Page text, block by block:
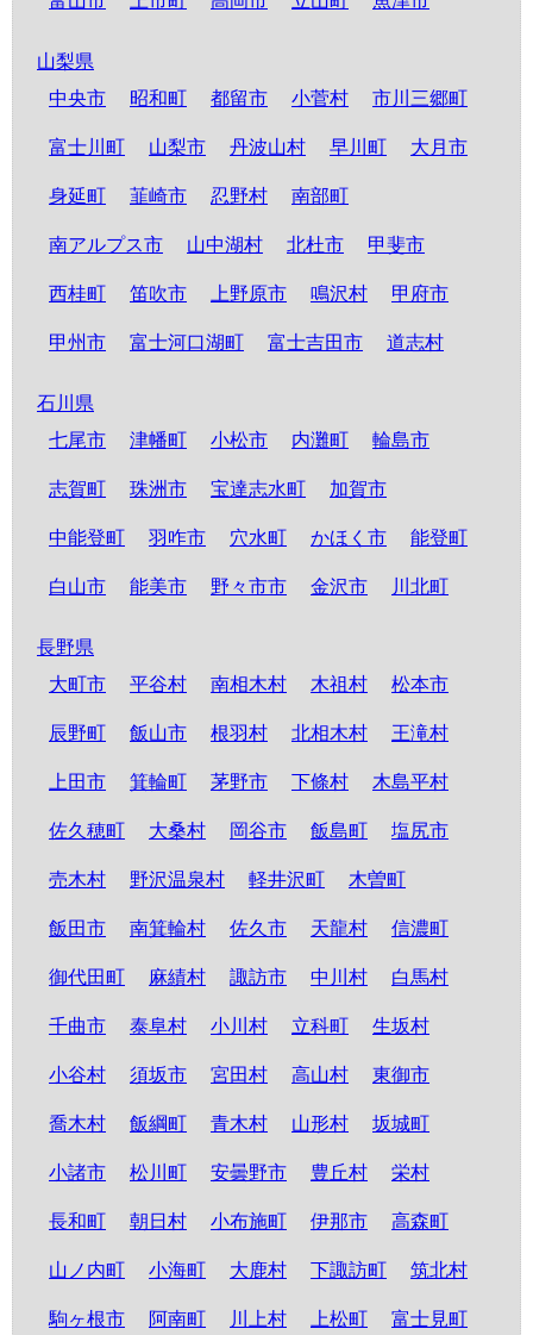
山梨県
中央市
昭和町 都留市 小菅村 市川三郷町
富士川町 山梨市 丹波山村 早川町 大月市
身延町 韮崎市 忍野村 南部町
南アルプス市 山中湖村 北杜市 甲斐市
西桂町 笛吹市 上野原市 鳴沢村 甲府市
甲州市 富士河口湖町 富士吉田市 道志村
石川県
七尾市
津幡町 小松市 内灘町 輪島市
志賀町 珠洲市 宝達志水町 加賀市
中能登町 羽咋市 穴水町 かほく市 能登町
白山市 能美市 野々市市 金沢市 川北町
長野県
大町市
平谷村 南相木村 木祖村 松本市
辰野町 飯山市 根羽村 北相木村 王滝村
上田市 箕輪町 茅野市 下條村 木島平村
佐久穂町 大桑村 岡谷市 飯島町 塩尻市
売木村 野沢温泉村 軽井沢町 木曽町
飯田市 南箕輪村 佐久市 天龍村 信濃町
御代田町 麻績村 諏訪市 中川村 白馬村
千曲市 泰阜村 小川村 立科町 生坂村
小谷村 須坂市 宮田村 高山村 東御市
喬木村 飯綱町 青木村 山形村 坂城町
小諸市 松川町 安曇野市 豊丘村 栄村
長和町 朝日村 小布施町 伊那市 高森町
山ノ内町 小海町 大鹿村 下諏訪町 筑北村
駒ヶ根市 阿南町 川上村 上松町 富士見町